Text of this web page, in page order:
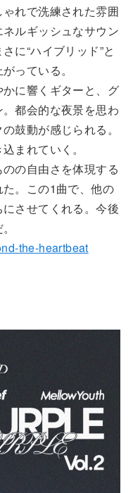
れで洗練された雰囲
ルギッシュなサウン
に“ハイブリッド”と
っている。
に響くギターと、グ
都会的な夜景を思わ
鼓動が感じられる。
まれていく。
の自由さを体現する
。この1曲で、他の
させてくれる。今後
the-heartbeat